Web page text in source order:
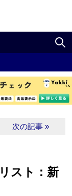
次の記事 »
スト：新